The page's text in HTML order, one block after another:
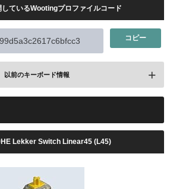
レビューを見る
楽天で検索
Kickoffで使用(WHITE)
しているWootingプロファイルコード
コピー
以前のキーボード情報
Pacific Stage2で使用
Lekker Switch Linear45 (L45)